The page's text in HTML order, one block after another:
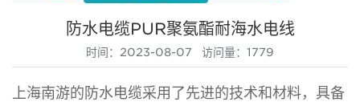
防水电缆PUR聚氨酯耐海水电线
时间：2023-08-07 访问量：1779
上海南游的防水电缆采用了先进的技术和材料，具备